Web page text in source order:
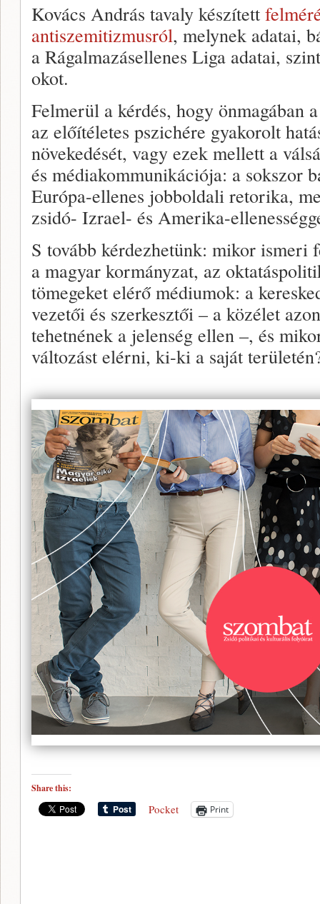
Kovács András tavaly készített
antiszemitizmusról, melynek adatai,
a Rágalmazásellenes Liga adatai,
okot.
Felmerül a kérdés, hogy önmagában
az előítéletes pszichére gyakorolt
növekedését, vagy ezek mellett a
és médiakommunikációja: a sokszor
Európa-ellenes jobboldali retorika,
zsidó- Izrael- és Amerika-
S tovább kérdezhetünk: mikor ismeri
a magyar kormányzat, az
tömegeket elérő médiumok: a
vezetői és szerkesztői – a közélet
tehetnének a jelenség ellen –, és
változást elérni, ki-ki a saját
Share this:
Pocket Print